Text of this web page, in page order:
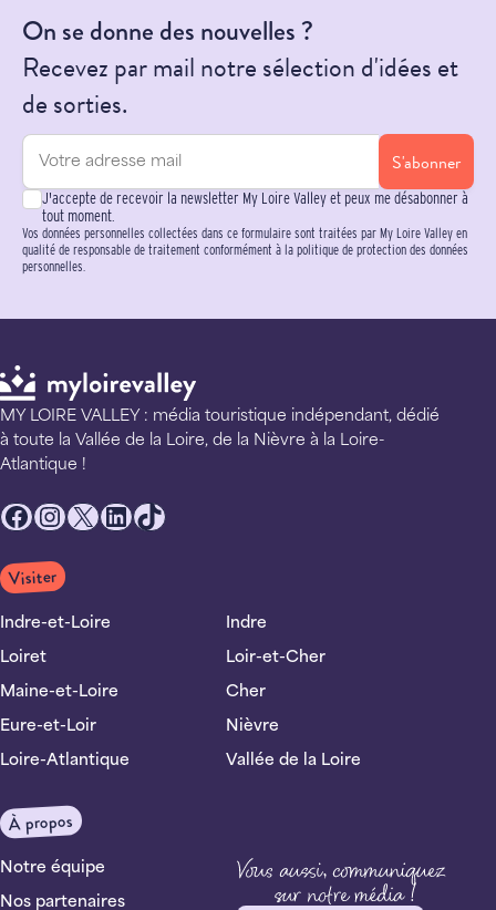
On se donne des nouvelles ?
Recevez par mail notre sélection d'idées et
de sorties.
S'abonner
J'accepte de recevoir la newsletter My Loire Valley et peux me désabonner à
tout moment.
Vos données personnelles collectées dans ce formulaire sont traitées par My Loire Valley en
qualité de responsable de traitement conformément à la politique de protection des données
personnelles.
MY LOIRE VALLEY : média touristique indépendant, dédié
à toute la Vallée de la Loire, de la Nièvre à la Loire-
Atlantique !
Facebook
Instagram
X LinkedIn
TikTok
Visiter
Indre-et-Loire Indre
Loiret Loir-et-Cher
Maine-et-Loire Cher
Eure-et-Loir Nièvre
Loire-Atlantique Vallée de la Loire
À propos
Notre équipe
Nos partenaires